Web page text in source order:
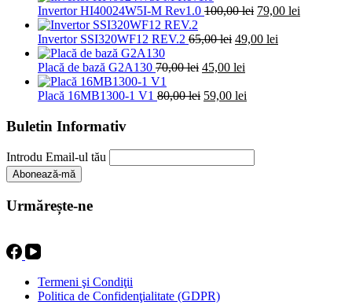
a
110,00 lei.
este:
Invertor HI40024W5I-M Rev1.0 100,00lei Prețul
a
79,00 lei
Invertor SSI320WF12 REV.2 65,00lei Prețul
a
65,00 lei.
49,00 lei
Placă de bază G2A130 70,00lei Prețul
a
45,00 lei
este:
Placă 16MB1300-1 V1 80,00lei Prețul
80,00 lei.
59,00 lei
Buletin Informativ
Introdu Email-ul tău
Urmărește-ne
Termeni şi Condiţii
Politica de Confidenţialitate (GDPR)